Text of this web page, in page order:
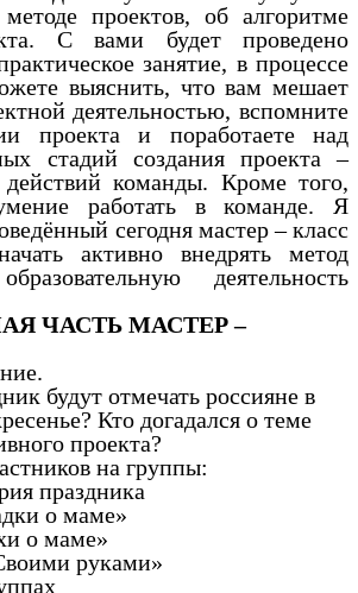
проектов, об алгоритме
С вами будет проведено
занятие, в процессе
выяснить, что вам мешает
деятельностью, вспомните
проекта и поработаете над
стадий создания проекта –
команды. Кроме того,
работать в команде. Я
сегодня мастер – класс
активно внедрять метод
деятельность
ЧАСТЬ МАСТЕР –
будут отмечать россияне в
Кто догадался о теме
проекта?
на группы:
праздника
о маме»
о маме»
руками»